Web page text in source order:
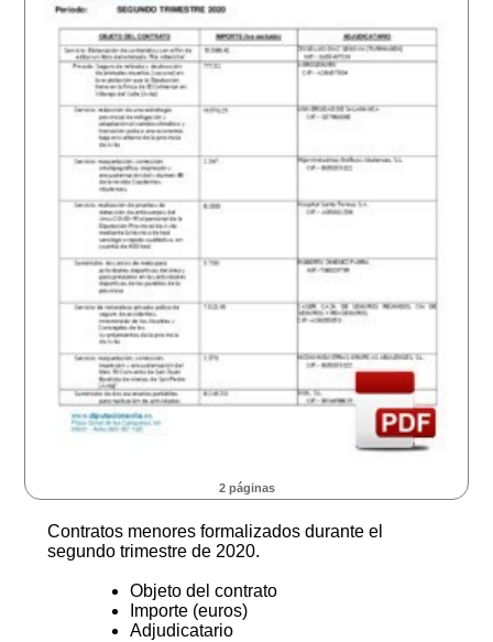
2 páginas
Contratos menores formalizados durante el
segundo trimestre de 2020.
Objeto del contrato
Importe (euros)
Adjudicatario